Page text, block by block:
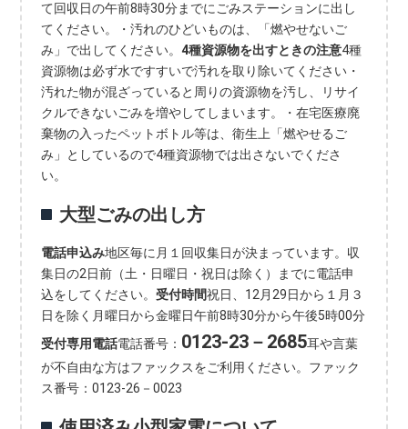
て回収日の午前8時30分までにごみステーションに出し
てください。・汚れのひどいものは、「燃やせないご
み」で出してください。4種資源物を出すときの注意4種
資源物は必ず水ですすいで汚れを取り除いてください・
汚れた物が混ざっていると周りの資源物を汚し、リサイ
クルできないごみを増やしてしまいます。・在宅医療廃
棄物の入ったペットボトル等は、衛生上「燃やせるご
み」としているので4種資源物では出さないでくださ
い。
大型ごみの出し方
電話申込み地区毎に月１回収集日が決まっています。収
集日の2日前（土・日曜日・祝日は除く）までに電話申
込をしてください。受付時間祝日、12月29日から１月３
日を除く月曜日から金曜日午前8時30分から午後5時00分
受付専用電話電話番号： 0123-23－2685耳や言葉
が不自由な方はファックスをご利用ください。ファック
ス番号：0123-26－0023